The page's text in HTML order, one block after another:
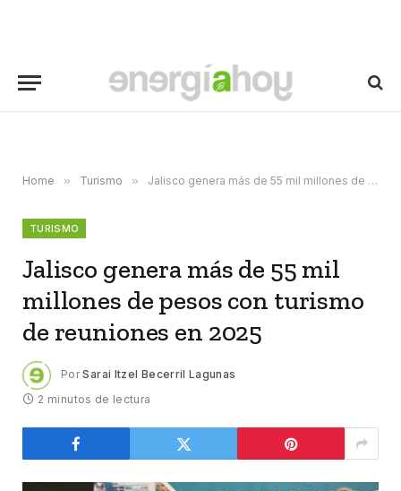
Home » Turismo » Jalisco genera más de 55 mil millones de pesos con turismo de reuniones en 2025
TURISMO
Jalisco genera más de 55 mil
millones de pesos con turismo
de reuniones en 2025
Por Sarai Itzel Becerril Lagunas
2 minutos de lectura